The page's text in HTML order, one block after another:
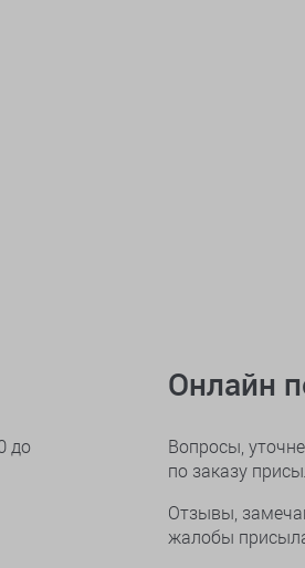
до
Онлайн
Вопросы,
по заказу
Отзывы,
жалобы